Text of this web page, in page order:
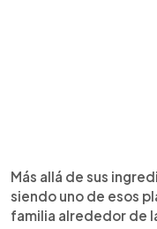
Más allá de sus
siendo uno de esos
familia alrededor de